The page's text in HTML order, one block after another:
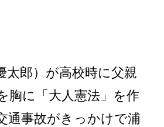
太郎）が高校時に父親
胸に「大人憲法」を作
通事故がきっかけで浦